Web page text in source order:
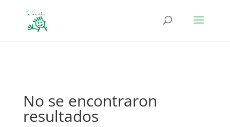
No se encontraron
resultados